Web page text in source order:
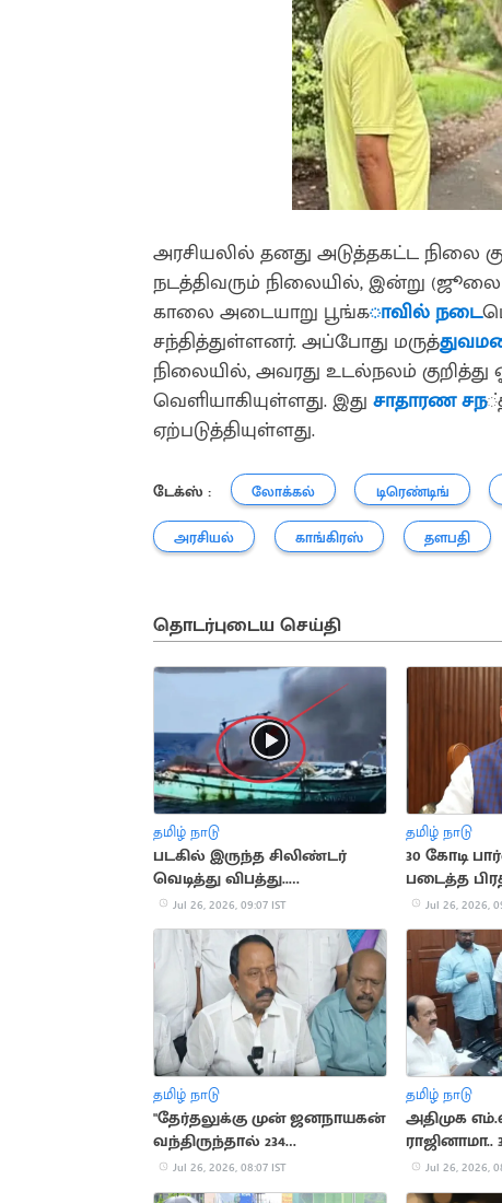
அரசியலில் தனது அடுத்தகட்ட
நடத்திவரும் நிலையில், இன்று
காலை அடையாறு பூங்காவில் நடை
சந்தித்துள்ளனர். அப்போது மருத்
நிலையில், அவரது உடல்நலம் குறித்து
வெளியாகியுள்ளது. இதுசாதாரண சந
ஏற்படுத்தியுள்ளது.
டேக்ஸ் : லோக்கல் டிரெண்டிங்
அரசியல் காங்கிரஸ் தளபதி
தொடர்புடைய செய்தி
தமிழ் நாடு
படகில் இருந்த சிலிண்டர்
வெடித்து விபத்து..
நடுக்கடலில் மீனவர்கள்
தவிப்பு
Jul 26, 2026, 09:07 IST
தமிழ் நாடு
30 கோடி
படைத்த
ரீல்ஸ்
Jul 26, 2026,
தமிழ் நாடு
"தேர்தலுக்கு முன் ஜனநாயகன்
வந்திருந்தால் 234
தொகுதியிலும் தவெக
வெற்றி".. செங்கோட்டையன்
Jul 26, 2026, 08:07 IST
தமிழ் நாடு
அதிமுக
விசாரணை
Jul 26, 2026,